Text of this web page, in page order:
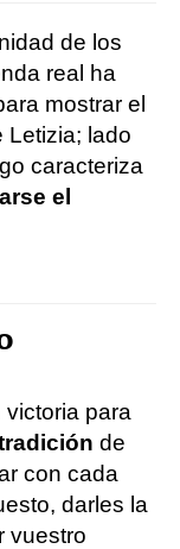
de los
real ha
mostrar el
Letizia; lado
caracteriza
el
victoria para
de
con cada
darles la
vuestro